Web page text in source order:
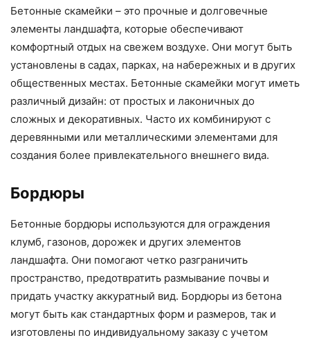
Бетонные скамейки – это прочные и долговечные
элементы ландшафта, которые обеспечивают
комфортный отдых на свежем воздухе. Они могут быть
установлены в садах, парках, на набережных и в других
общественных местах. Бетонные скамейки могут иметь
различный дизайн: от простых и лаконичных до
сложных и декоративных. Часто их комбинируют с
деревянными или металлическими элементами для
создания более привлекательного внешнего вида.
Бордюры
Бетонные бордюры используются для ограждения
клумб, газонов, дорожек и других элементов
ландшафта. Они помогают четко разграничить
пространство, предотвратить размывание почвы и
придать участку аккуратный вид. Бордюры из бетона
могут быть как стандартных форм и размеров, так и
изготовлены по индивидуальному заказу с учетом